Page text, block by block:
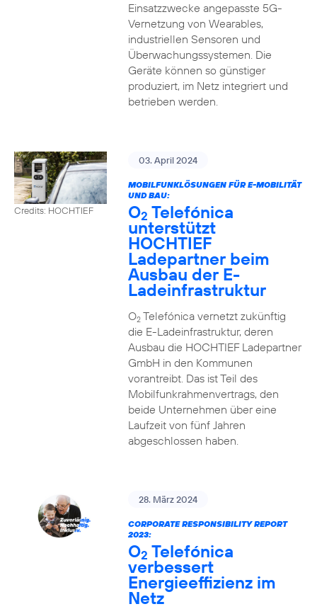
Einsatzzwecke angepasste 5G-
Vernetzung von Wearables,
industriellen Sensoren und
Überwachungssystemen. Die
Geräte können so günstiger
produziert, im Netz integriert und
betrieben werden.
Credits: HOCHTIEF
03. April 2024
MOBILFUNKLÖSUNGEN FÜR E-MOBILITÄT
UND BAU:
O2 Telefónica
unterstützt
HOCHTIEF
Ladepartner beim
Ausbau der E-
Ladeinfrastruktur
O2Telefónica vernetzt zukünftig
die E-Ladeinfrastruktur, deren
Ausbau die HOCHTIEF Ladepartner
GmbH in den Kommunen
vorantreibt. Das ist Teil des
Mobilfunkrahmenvertrags, den
beide Unternehmen über eine
Laufzeit von fünf Jahren
abgeschlossen haben.
28. März 2024
CORPORATE RESPONSIBILITY REPORT
2023:
O2 Telefónica
verbessert
Energieeffizienz im
Netz